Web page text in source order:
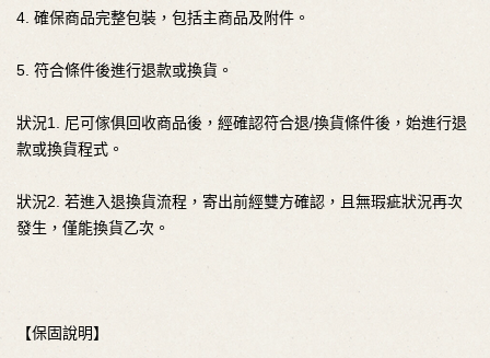
4. 確保商品完整包裝，包括主商品及附件。
5. 符合條件後進行退款或換貨。
狀況1. 尼可傢俱回收商品後，經確認符合退/換貨條件後，始進行退
款或換貨程式。
狀況2. 若進入退換貨流程，寄出前經雙方確認，且無瑕疵狀況再次
發生，僅能換貨乙次。
【保固說明】